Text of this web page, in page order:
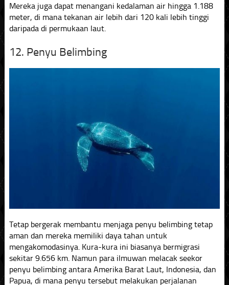
Mereka juga dapat menangani kedalaman air hingga 1.188
meter, di mana tekanan air lebih dari 120 kali lebih tinggi
daripada di permukaan laut.
12. Penyu Belimbing
Tetap bergerak membantu menjaga penyu belimbing tetap
aman dan mereka memiliki daya tahan untuk
mengakomodasinya. Kura-kura ini biasanya bermigrasi
sekitar 9.656 km. Namun para ilmuwan melacak seekor
penyu belimbing antara Amerika Barat Laut, Indonesia, dan
Papua, di mana penyu tersebut melakukan perjalanan